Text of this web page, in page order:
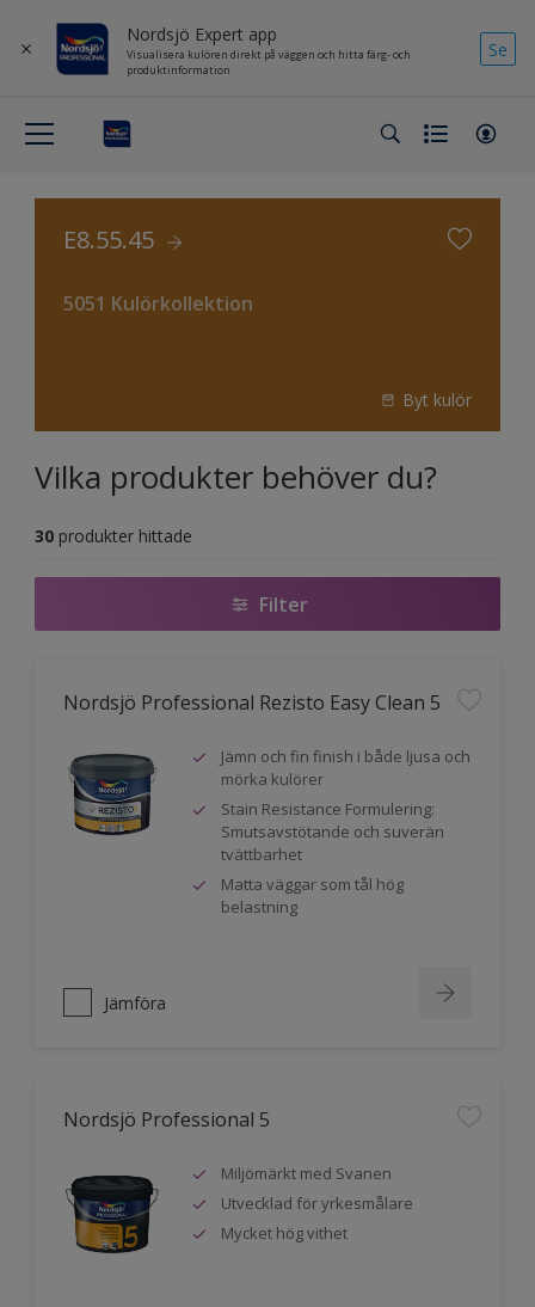
Nordsjö Expert app
Visualisera kulören direkt på väggen och hitta färg- och
produktinformation
Se
E8.55.45
5051 Kulörkollektion
Byt kulör
Vilka produkter behöver du?
30 produkter hittade
Filter
Nordsjö Professional Rezisto Easy Clean 5
Jämn och fin finish i både ljusa och
mörka kulörer
Stain Resistance Formulering:
Smutsavstötande och suverän
tvättbarhet
Matta väggar som tål hög
belastning
Jämföra
Nordsjö Professional 5
Miljömärkt med Svanen
Utvecklad för yrkesmålare
Mycket hög vithet